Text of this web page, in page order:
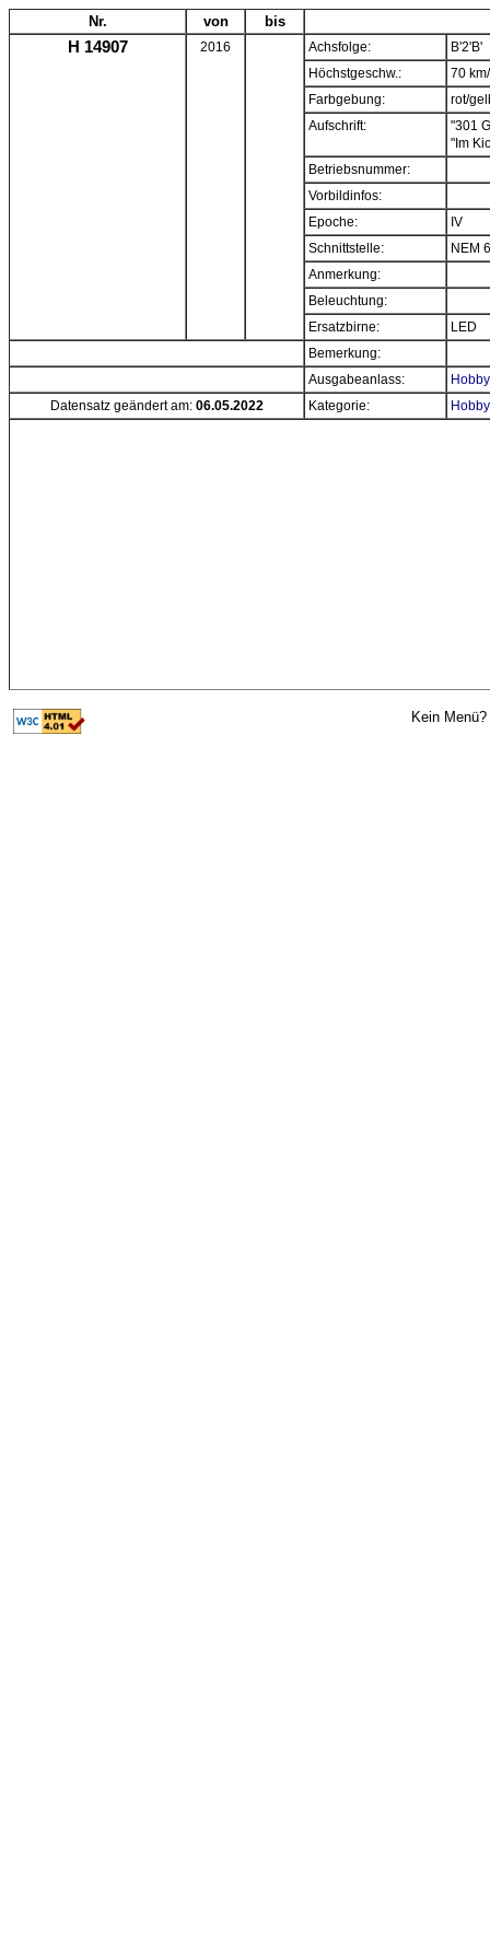
Nr. von bis
H 14907 2016 Achsfolge:
B'2'B'
Höchstgeschw.:
70
Farbgebung:
rot/
Aufschrift:
"301
"Im
Betriebsnummer:
Vorbildinfos:
Epoche:
IV
Schnittstelle:
NEM
Anmerkung:
Beleuchtung:
Ersatzbirne:
LED
Bemerkung:
Ausgabeanlass:
Datensatz geändert am: 06.05.2022 Kategorie:
Kein